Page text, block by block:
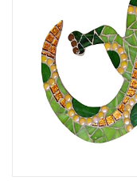
Klantbeoordelingen
Wie zijn wij?
Moeder-dochter-activiteit